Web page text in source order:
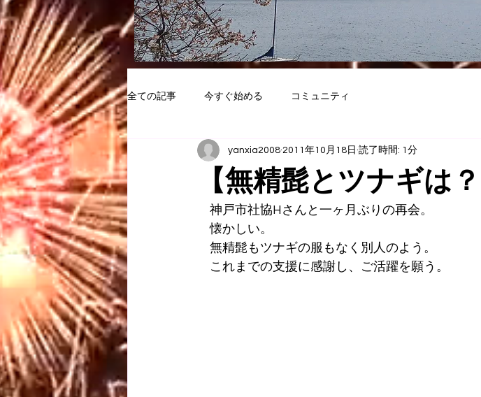
全ての記事 今すぐ始める コミュニティ
【無精髭とツナギは？
yanxia2008 2011年10月18日 読了時間: 1分
神戸市社協Hさんと一ヶ月ぶりの再会。
懐かしい。
無精髭もツナギの服もなく別人のよう。
これまでの支援に感謝し、ご活躍を願う。